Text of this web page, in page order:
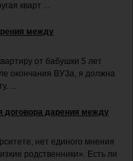
кварт ...
между
от бабушки 5 лет
окончания ВУЗа, я должна
...
договора дарения между
нет единого мнения
родственники». Есть ли